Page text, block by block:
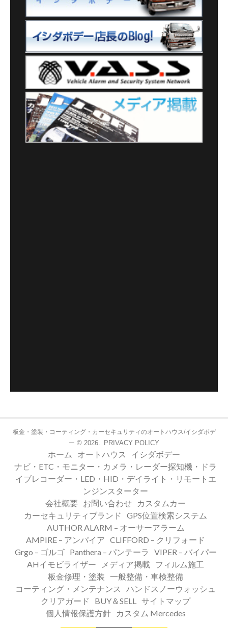
板金・塗装・コーティング・カーセキュリティのオートハウス/イシダボデ
ー © 2026. PRIVACY POLICY
ホーム オートハウス
イシダボデー
ナビ・ETC・モニター・カメラ・レーダー探知機・ドラ
イブレコーダー・LED・HID・デイライト・リモートエ
ンジンスターター
会社概要
お問い合わせ
カスタムカー
カーセキュリティブランド
GPS位置検索システム
AUTHOR ALARM – オーサーアラーム
AMPIRE – アンパイア CLIFFORD – クリフォード
Grgo – ゴルゴ
Panthera – パンテーラ
VIPER – バイパー
AHイモビライザー
メディア掲載
フィルム施工
板金修理・塗装 一般整備・車検整備
コーティング・メンテナンス
ハンドスノーウォッシュ
クリアガード
BUY＆SELL
サイトマップ
個人情報保護方針
カスタム Mercedes